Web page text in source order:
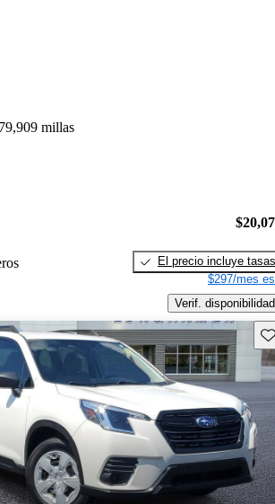
79,909 millas
El precio incluye tasas
$297/mes
Verif. disponibilidad